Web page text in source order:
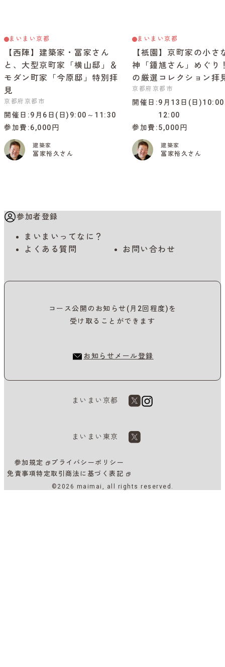
まいまい京都
【西陣】建築家・冨家さん
と、大型京町家「横山邸」＆
モダン町家「今原邸」特別拝
見
京都府京都市
開催日
9月6日(日)9:00～11:30
参加費 6,000円
建築家
冨家裕久さん
まいまい京都
【祇園】京町家の小さ
神「鍾馗さん」めぐり
の厳選コレクション拝
京都府京都市
開催日
9月13日(日
12:00
参加費 5,000円
建築家
冨家裕久さん
参加者登録
まいまいってなに？
よくある質問
お問い合わせ
コース公開のお知らせ(月2回程度)を
受け取ることができます
お知らせメール登録
まいまい京都
まいまい東京
参加規定
プライバシーポリシー
免責事項特定取引商法に基づく表記
©2026 maimai, all rights reserved.